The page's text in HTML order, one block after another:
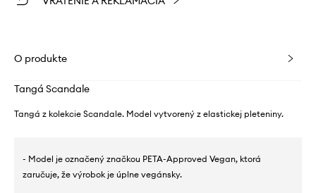
O produkte
Tangá Scandale
Tangá z kolekcie Scandale. Model vytvorený z elastickej pleteniny.
- Model je označený značkou PETA-Approved Vegan, ktorá
zaručuje, že výrobok je úplne vegánsky.